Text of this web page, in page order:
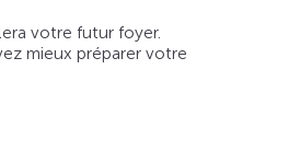
votre futur foyer.
mieux préparer votre